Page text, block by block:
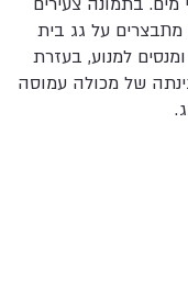
על גג בית
למנוע, בעזרת
של מכולה עמוסה